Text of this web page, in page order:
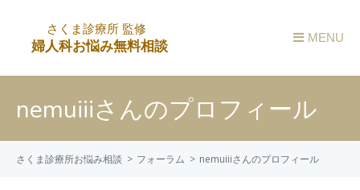
MENU
nemuiiiさんのプロフィール
さくま診療所お悩み相談 フォーラム nemuiiiさんのプロフィール